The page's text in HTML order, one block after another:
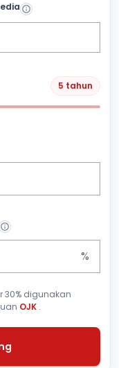
5 tahun
%
30% digunakan
OJK .